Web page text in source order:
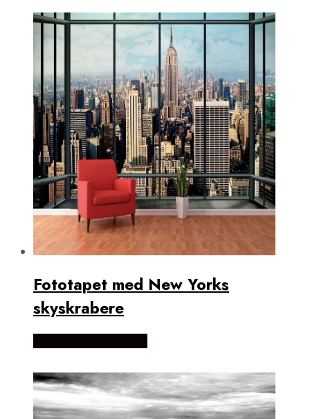
Fototapet med New Yorks
skyskrabere